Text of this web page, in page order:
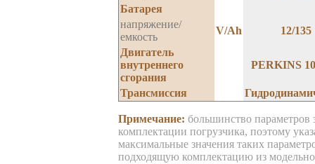
Батарея
напряжение/
емкость
V/Ah
12/135
Двигатель
внутреннего
сгорания
PERKINS
Трансмиссия
Примечание: большинство параметров
комплектации погрузчика, поэтому
максимальные значения таких
подходящую комплектацию из